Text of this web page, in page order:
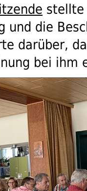
stellte
und die
darüber,
bei ihm